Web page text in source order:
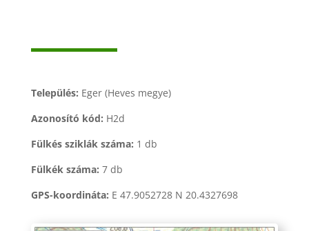
Település: Eger (Heves megye)
Azonosító kód: H2d
Fülkés sziklák száma: 1 db
Fülkék száma: 7 db
GPS-koordináta: E 47.9052728 N 20.4327698